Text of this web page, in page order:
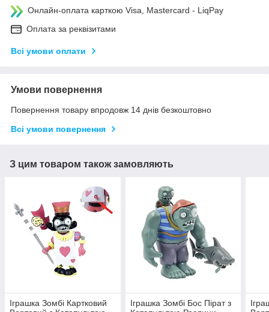
Онлайн-оплата карткою Visa, Mastercard - LiqPay
Оплата за реквізитами
Всі умови оплати
Умови повернення
Повернення товару впродовж 14 днів безкоштовно
Всі умови повернення
З цим товаром також замовляють
Іграшка Зомбі Картковий
Іграшка Зомбі Бос Пірат з